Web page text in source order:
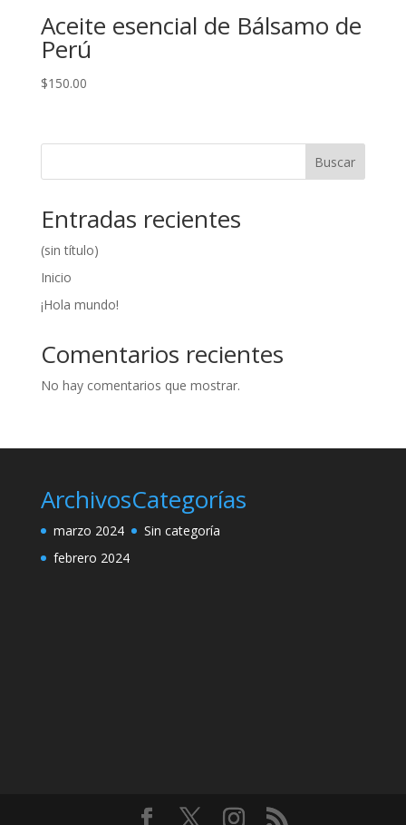
Aceite esencial de Bálsamo de
Perú
$150.00
Buscar
Entradas recientes
(sin título)
Inicio
¡Hola mundo!
Comentarios recientes
No hay comentarios que mostrar.
Archivos
marzo 2024
febrero 2024
Categorías
Sin categoría